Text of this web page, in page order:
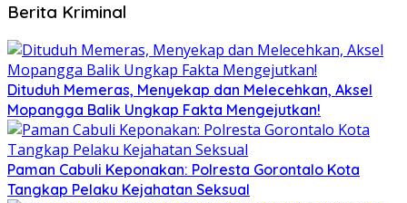
Berita Kriminal
Dituduh Memeras, Menyekap dan Melecehkan, Aksel
Mopangga Balik Ungkap Fakta Mengejutkan!
Paman Cabuli Keponakan: Polresta Gorontalo Kota
Tangkap Pelaku Kejahatan Seksual